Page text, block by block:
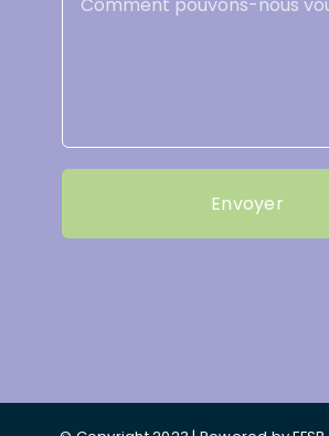
Envoyer